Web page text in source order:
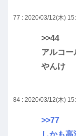
77 : 2020/03/12(木)
>>44
アルコー
やんけ
84 : 2020/03/12(木)
>>77
しかも